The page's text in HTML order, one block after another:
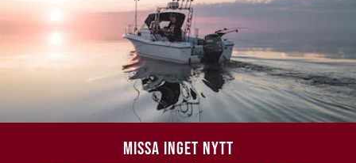
MISSA INGET NYTT